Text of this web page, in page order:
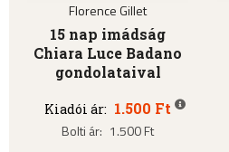
Florence Gillet
15 nap imádság
Chiara Luce Badano
gondolataival
Kiadói ár: 1.500 Ft
Bolti ár: 1.500 Ft